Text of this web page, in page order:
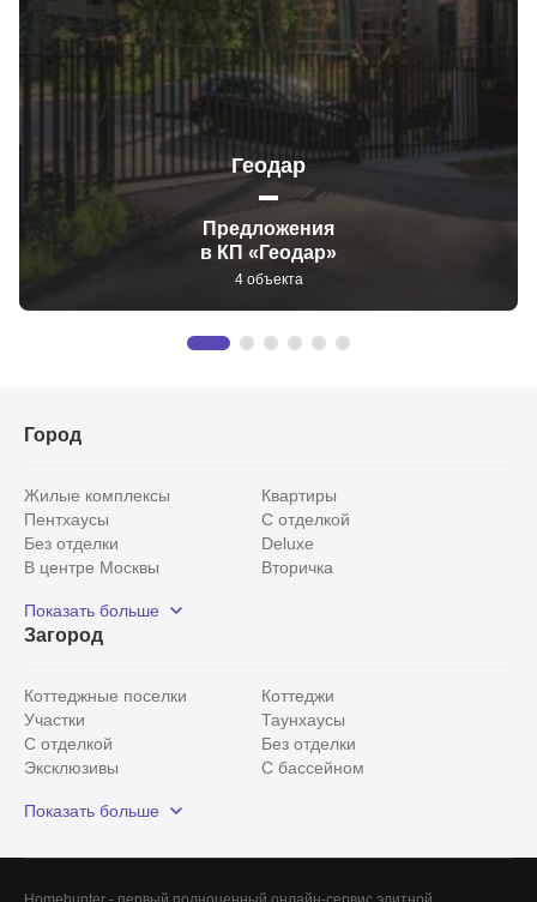
Геодар
Предложения
в КП «Геодар»
4 объекта
Город
Жилые комплексы
Квартиры
Пентхаусы
С отделкой
Без отделки
Deluxe
В центре Москвы
Вторичка
Рядом с парком
С панорамными окнами
Показать больше
Загород
Коттеджные поселки
Коттеджи
Участки
Таунхаусы
С отделкой
Без отделки
Эксклюзивы
С бассейном
Красногорский район
Показать больше